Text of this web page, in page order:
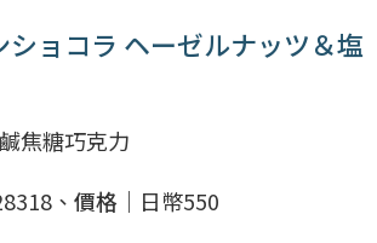
ョコラ ヘーゼルナッツ＆塩
焦糖巧克力
、 價格｜ 日幣550